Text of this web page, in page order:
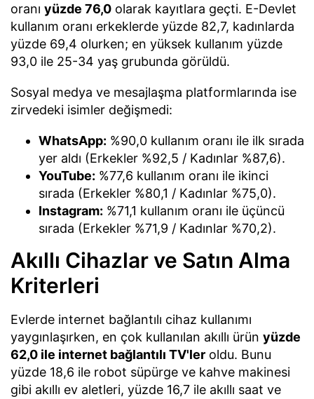
oranı yüzde 76,0 olarak kayıtlara geçti. E-Devlet
kullanım oranı erkeklerde yüzde 82,7, kadınlarda
yüzde 69,4 olurken; en yüksek kullanım yüzde
93,0 ile 25-34 yaş grubunda görüldü.
Sosyal medya ve mesajlaşma platformlarında ise
zirvedeki isimler değişmedi:
WhatsApp: %90,0 kullanım oranı ile ilk sırada
yer aldı (Erkekler %92,5 / Kadınlar %87,6).
YouTube: %77,6 kullanım oranı ile ikinci
sırada (Erkekler %80,1 / Kadınlar %75,0).
Instagram: %71,1 kullanım oranı ile üçüncü
sırada (Erkekler %71,9 / Kadınlar %70,2).
Akıllı Cihazlar ve Satın Alma
Kriterleri
Evlerde internet bağlantılı cihaz kullanımı
yaygınlaşırken, en çok kullanılan akıllı ürün yüzde
62,0 ile internet bağlantılı TV'ler oldu. Bunu
yüzde 18,6 ile robot süpürge ve kahve makinesi
gibi akıllı ev aletleri, yüzde 16,7 ile akıllı saat ve